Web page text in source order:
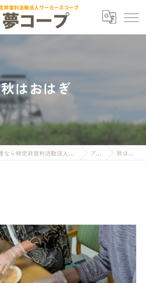
秋はおはぎ
静岡県静岡市の介護なら特定非営利活動法人ワーカーズコープ夢コープ ブログ 秋はおはぎ